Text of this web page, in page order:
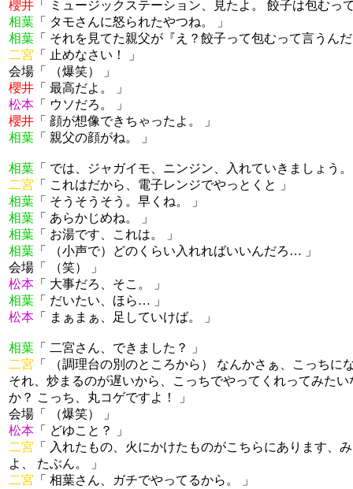
櫻井 「 ミュージックステーション、見たよ。 餃子は包むっ
相葉 「 タモさんに怒られたやつね。 」
相葉 「 それを見てた親父が『え？餃子って包むって言うん
二宮 「 止めなさい！ 」
会場「 （爆笑） 」
櫻井 「 最高だよ。 」
松本 「 ウソだろ。 」
櫻井 「 顔が想像できちゃったよ。 」
相葉 「 親父の顔がね。 」
相葉 「 では、ジャガイモ、ニンジン、入れていきましょう
二宮 「 これはだから、電子レンジでやっとくと 」
相葉 「 そうそうそう。早くね。 」
相葉 「 あらかじめね。 」
相葉 「 お湯です、これは。 」
相葉 「 （小声で）どのくらい入れればいいんだろ… 」
会場「 （笑） 」
松本 「 大事だろ、そこ。 」
相葉 「 だいたい、ほら… 」
松本 「 まぁまぁ、足していけば。 」
相葉 「 二宮さん、できました？ 」
二宮 「 （調理台の別のところから） なんかさぁ、こっちに
それ、炒まるのが遅いから、こっちでやってくれってみた
か？ こっち、丸コゲですよ！ 」
会場「 （爆笑） 」
松本 「 どゆこと？ 」
二宮 「 入れたもの、火にかけたものがこちらにあります、
よ、 たぶん。 」
二宮 「 相葉さん、ガチでやってるから。 」